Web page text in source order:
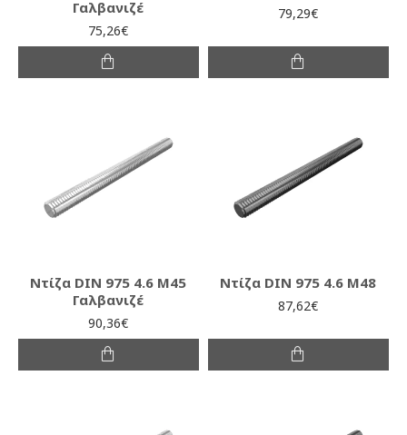
Γαλβανιζέ
75,26€
79,29€
Ντίζα DIN 975 4.6 M45
Γαλβανιζέ
90,36€
Ντίζα DIN 975 4.6 M48
87,62€